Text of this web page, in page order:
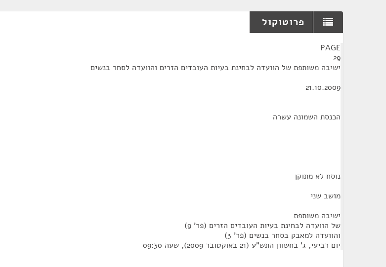
פרוטוקול
PAGE
29
ישיבה משותפת של הוועדה לבחינת בעיות העובדים הזרים והוועדה לסחר בנשים
21.10.2009
הכנסת השמונה עשרה
נוסח לא מתוקן
מושב שני
ישיבה משותפת
של הוועדה לבחינת בעיות העובדים הזרים (פר' 9)
והוועדה למאבק בסחר בנשים (פר' 3)
יום רביעי, ג' בחשוון התש"ע (21 באוקטובר 2009), שעה 09:30